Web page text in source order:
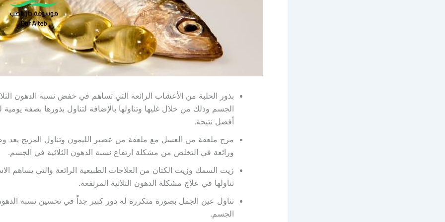
بذور الحلبة من الأعشاب الرائعة التي تساهم في خفض نسبة الدهون
الجسم وذلك من خلال غليها وتناولها بالإضافة لتناول بذورها بصفة
أفضل نتيجة.
مزج ملعقة من العسل مع ملعقة من عصير الليمون وتناول المزيج يعد
ورائعة في التخلص من مشكلة ارتفاع نسبة الدهون الثلاثية في الجسم.
زيت السمك وزيت الكتان من العلاجات الطبيعية الرائعة والتي يساهم
تناولها في علاج مشكلة الدهون الثلاثية المرتفعة.
تناول عين الجمل بصورة متكررة له دور كبير جداً في تحسين نسبة
الجسم.